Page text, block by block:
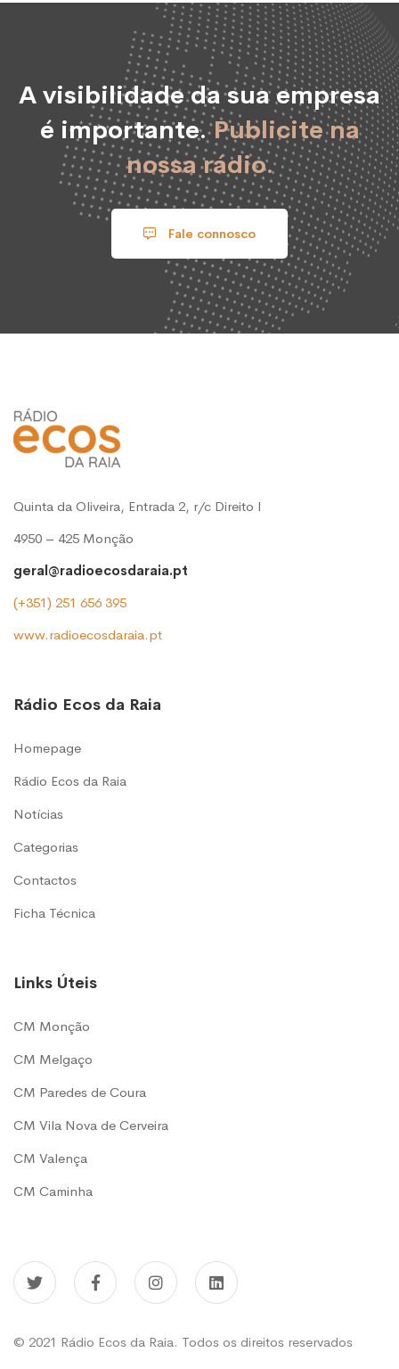
A visibilidade da sua empresa
é importante.Publicite na
nossa rádio.
Fale connosco
Quinta da Oliveira, Entrada 2, r/c Direito l
4950 – 425 Monção
geral@radioecosdaraia.pt
(+351) 251 656 395
www.radioecosdaraia.pt
Rádio Ecos da Raia
Homepage
Rádio Ecos da Raia
Notícias
Categorias
Contactos
Ficha Técnica
Links Úteis
CM Monção
CM Melgaço
CM Paredes de Coura
CM Vila Nova de Cerveira
CM Valença
CM Caminha
© 2021 Rádio Ecos da Raia. Todos os direitos reservados